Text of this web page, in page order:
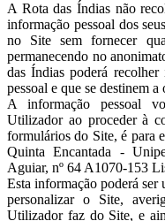
A Rota das Índias não
informação pessoal dos
no Site sem fornecer
permanecendo no
das Índias poderá
pessoal e que se destinem
A informação pessoal
Utilizador ao proceder à
formulários do Site, é para
Quinta Encantada -
Aguiar, nº 64 A1070-153
Esta informação poderá ser
personalizar o Site,
Utilizador faz do Site, e